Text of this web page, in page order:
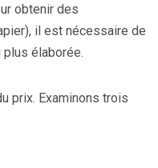
obtenir des
il est nécessaire de
élaborée.
prix. Examinons trois